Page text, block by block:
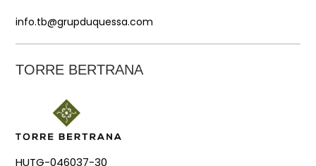
info.tb@grupduquessa.com
TORRE BERTRANA
HUTG-046037-30